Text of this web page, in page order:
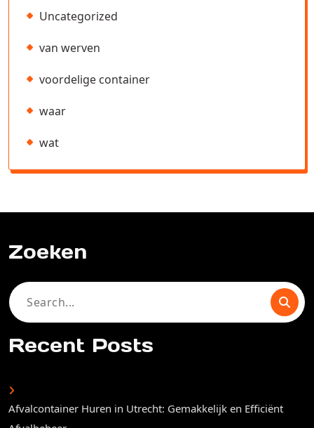
Uncategorized
van werven
voordelige container
waar
wat
Zoeken
Search
Recent Posts
Afvalcontainer Huren in Utrecht: Gemakkelijk en Efficiënt